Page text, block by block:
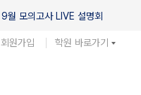
9월 모의고사 LIVE 설명회
회원가입 학원 바로가기